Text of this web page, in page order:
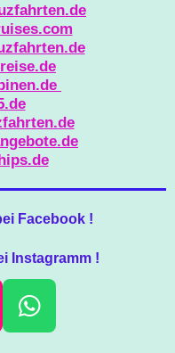
Facebook !
Instagramm !
W